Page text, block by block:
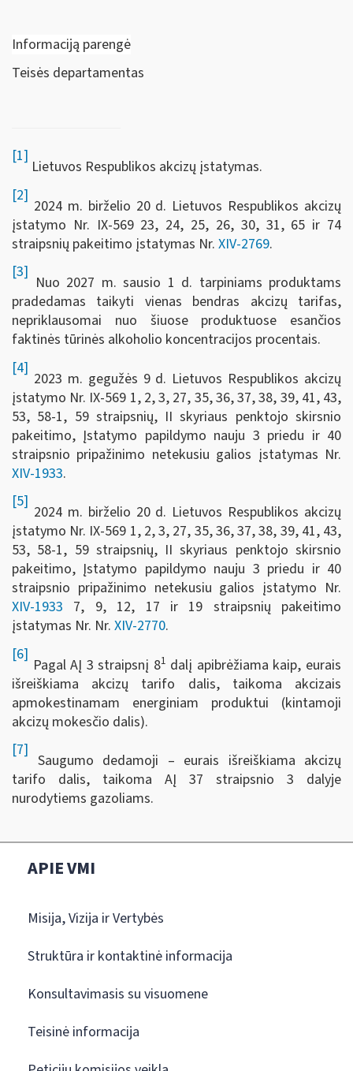
Informaciją parengė
Teisės departamentas
[1]
Lietuvos Respublikos akcizų įstatymas.
[2]
2024 m. birželio 20 d. Lietuvos Respublikos akcizų
įstatymo Nr. IX-569 23, 24, 25, 26, 30, 31, 65 ir 74
straipsnių pakeitimo įstatymas Nr. XIV-2769.
[3]
Nuo 2027 m. sausio 1 d. tarpiniams produktams
pradedamas taikyti vienas bendras akcizų tarifas,
nepriklausomai nuo šiuose produktuose esančios
faktinės tūrinės alkoholio koncentracijos procentais.
[4]
2023 m. gegužės 9 d. Lietuvos Respublikos akcizų
įstatymo Nr. IX-569 1, 2, 3, 27, 35, 36, 37, 38, 39, 41, 43,
53, 58-1, 59 straipsnių, II skyriaus penktojo skirsnio
pakeitimo, Įstatymo papildymo nauju 3 priedu ir 40
straipsnio pripažinimo netekusiu galios įstatymas Nr.
XIV-1933.
[5]
2024 m. birželio 20 d. Lietuvos Respublikos akcizų
įstatymo Nr. IX-569 1, 2, 3, 27, 35, 36, 37, 38, 39, 41, 43,
53, 58-1, 59 straipsnių, II skyriaus penktojo skirsnio
pakeitimo, Įstatymo papildymo nauju 3 priedu ir 40
straipsnio pripažinimo netekusiu galios įstatymo Nr.
XIV-1933 7, 9, 12, 17 ir 19 straipsnių pakeitimo
įstatymas Nr. Nr. XIV-2770.
[6]
Pagal AĮ 3 straipsnį 81 dalį apibrėžiama kaip, eurais
išreiškiama akcizų tarifo dalis, taikoma akcizais
apmokestinamam energiniam produktui (kintamoji
akcizų mokesčio dalis).
[7]
Saugumo dedamoji – eurais išreiškiama akcizų
tarifo dalis, taikoma AĮ 37 straipsnio 3 dalyje
nurodytiems gazoliams.
APIE VMI
Misija, Vizija ir Vertybės
Struktūra ir kontaktinė informacija
Konsultavimasis su visuomene
Teisinė informacija